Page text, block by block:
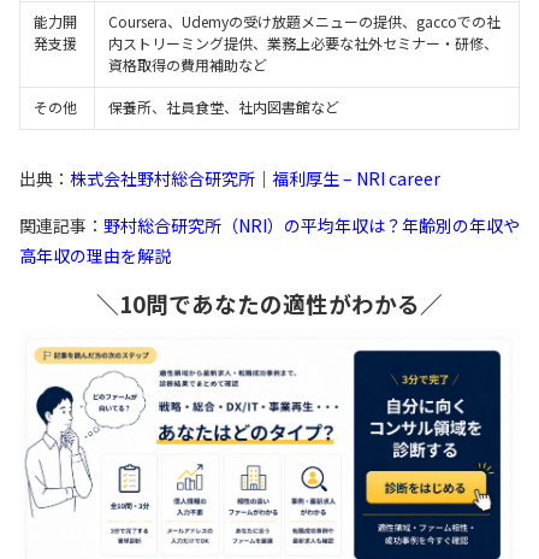
能力開
発支援
Coursera、Udemyの受け放題メニューの提供、gaccoでの社
内ストリーミング提供、業務上必要な社外セミナー・研修、
資格取得の費用補助など
その他 保養所、社員食堂、社内図書館など
出典： 株式会社野村総合研究所｜福利厚生 – NRI career
関連記事： 野村総合研究所（NRI）の平均年収は？年齢別の年収や
高年収の理由を解説
＼10問であなたの適性がわかる／